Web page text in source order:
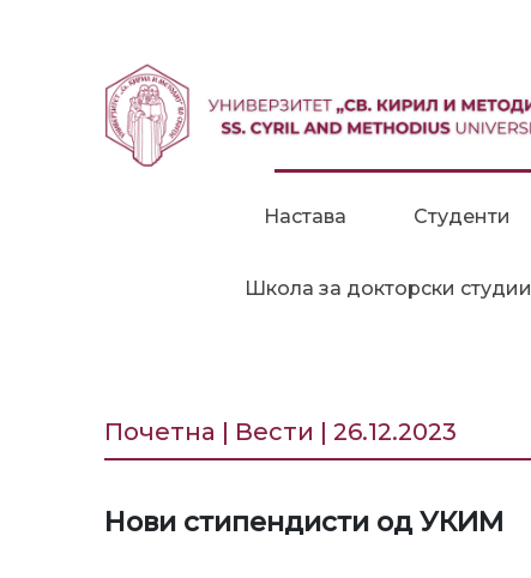
Настава Студенти
Школа за докторски студии
Почетна | Вести | 26.12.2023
Нови стипендисти од УКИМ